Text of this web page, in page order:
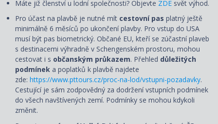
Máte již členství u lodní společnosti? Objevte ZDE svět výhod.
Pro účast na plavbě je nutné mít cestovní pas platný ještě
minimálně 6 měsíců po ukončení plavby. Pro vstup do USA
musí být pas biometrický. Občané EU, kteří se zúčastní plaveb
s destinacemi výhradně v Schengenském prostoru, mohou
cestovat i s občanským průkazem. Přehled důležitých
podmínek a poplatků k plavbě najdete
zde: https://www.pttours.cz/proc-na-lod/vstupni-pozadavky.
Cestující je sám zodpovědný za dodržení vstupních podmínek
do všech navštívených zemí. Podmínky se mohou kdykoli
změnit.